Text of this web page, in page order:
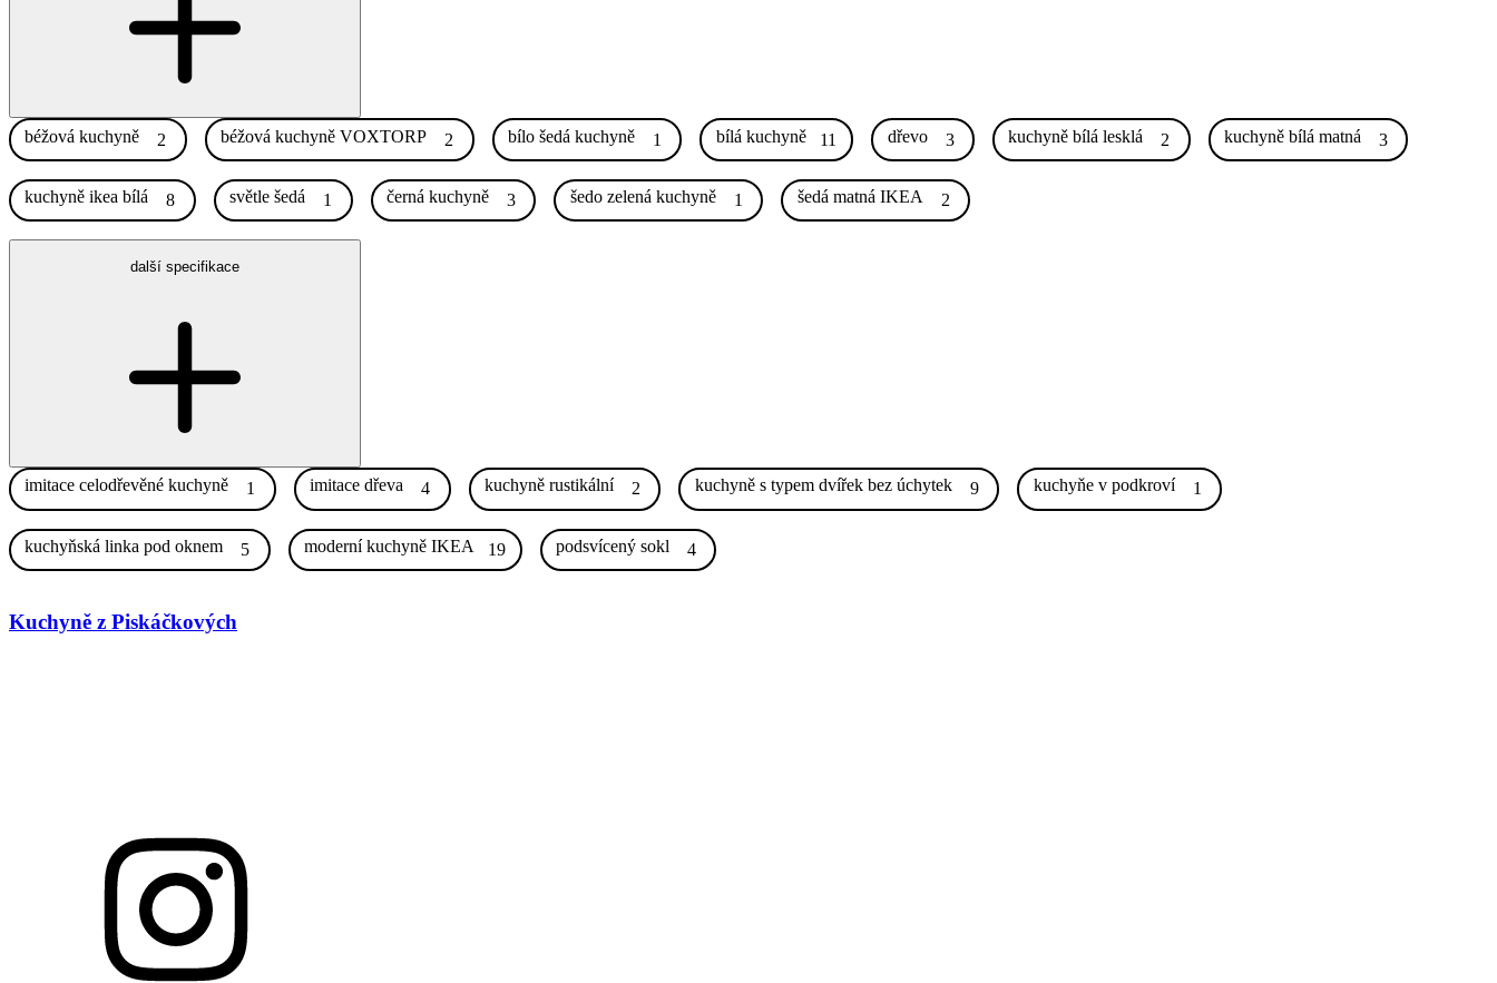
béžová kuchyně 2 béžová kuchyně VOXTORP 2 bílo šedá kuchyně 1 bílá kuchyně 11 dřevo 3 kuchyně bílá lesklá 2 kuchyně bílá matná 3
kuchyně ikea bílá 8 světle šedá 1 černá kuchyně 3 šedo zelená kuchyně 1 šedá matná IKEA 2
další specifikace
imitace celodřevěné kuchyně 1 imitace dřeva 4 kuchyně rustikální 2 kuchyně s typem dvířek bez úchytek 9 kuchyňe v podkroví 1
kuchyňská linka pod oknem 5 moderní kuchyně IKEA 19 podsvícený sokl 4
Kuchyně z Piskáčkových